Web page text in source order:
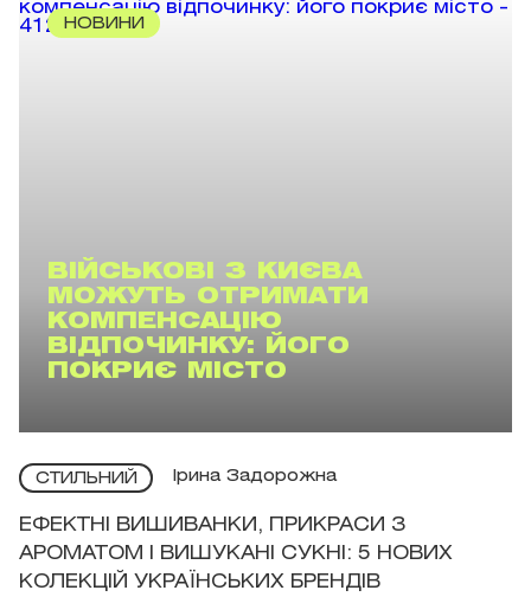
НОВИНИ
ВІЙСЬКОВІ З КИЄВА
МОЖУТЬ ОТРИМАТИ
КОМПЕНСАЦІЮ
ВІДПОЧИНКУ: ЙОГО
ПОКРИЄ МІСТО
СТИЛЬНИЙ Ірина Задорожна
ЕФЕКТНІ ВИШИВАНКИ, ПРИКРАСИ З
АРОМАТОМ І ВИШУКАНІ СУКНІ: 5 НОВИХ
КОЛЕКЦІЙ УКРАЇНСЬКИХ БРЕНДІВ